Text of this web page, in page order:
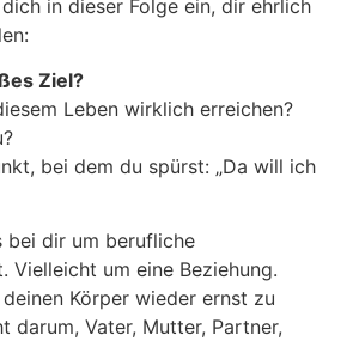
in dieser Folge ein, dir ehrlich
Ziel?
Leben wirklich erreichen?
bei dem du spürst: „Da will ich
bei dir um berufliche
Vielleicht um eine Beziehung.
Körper wieder ernst zu
darum, Vater, Mutter, Partner,